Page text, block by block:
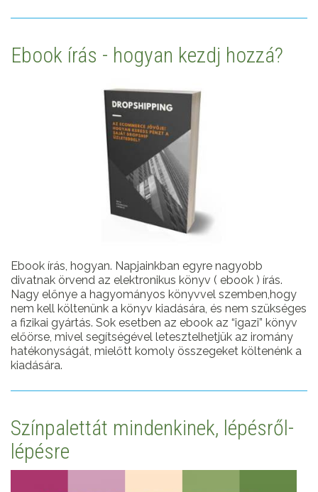
Ebook írás - hogyan kezdj hozzá?
Ebook írás, hogyan. Napjainkban egyre nagyobb
divatnak örvend az elektronikus könyv ( ebook ) írás.
Nagy előnye a hagyományos könyvvel szemben,hogy
nem kell költenünk a könyv kiadására, és nem szükséges
a fizikai gyártás. Sok esetben az ebook az “igazi” könyv
előörse, mivel segítségével letesztelhetjük az iromány
hatékonyságát, mielőtt komoly összegeket költenénk a
kiadására.
Színpalettát mindenkinek, lépésről-
lépésre